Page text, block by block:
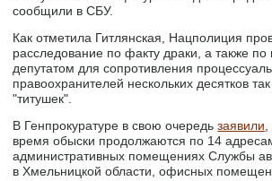
сообщили в СБУ.
Как отметила Гитлянская, Нацполиция
расследование по факту драки, а также
депутатом для сопротивления
правоохранителей нескольких десятков
"титушек".
В Генпрокуратуре в свою очередьзаявили
время обыски продолжаются по 14
административных помещениях Службы
в Хмельницкой области, офисных